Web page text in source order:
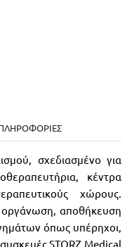
σχεδιασμένο για
κέντρα
χώρους.
οργάνωση, αποθήκευση
όπως υπέρηχοι,
STORZ Medical